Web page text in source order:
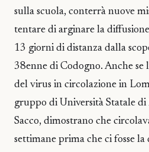
sulla scuola, conterrà nuove
tentare di arginare la
13 giorni di distanza dalla
38enne di Codogno. Anche se
del virus in circolazione in
gruppo di Università Statale
Sacco, dimostrano che
settimane prima che ci fosse